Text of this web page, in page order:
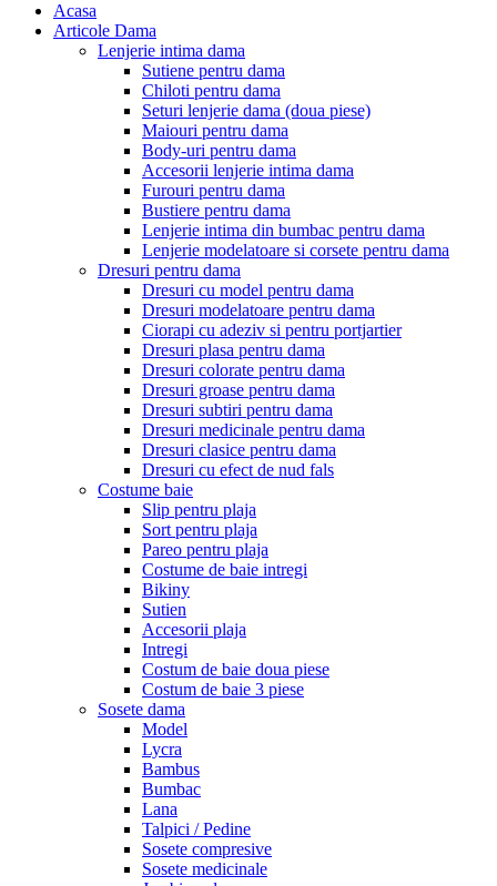
Acasa
Articole Dama
Lenjerie intima dama
Sutiene pentru dama
Chiloti pentru dama
Seturi lenjerie dama (doua piese)
Maiouri pentru dama
Body-uri pentru dama
Accesorii lenjerie intima dama
Furouri pentru dama
Bustiere pentru dama
Lenjerie intima din bumbac pentru dama
Lenjerie modelatoare si corsete pentru dama
Dresuri pentru dama
Dresuri cu model pentru dama
Dresuri modelatoare pentru dama
Ciorapi cu adeziv si pentru portjartier
Dresuri plasa pentru dama
Dresuri colorate pentru dama
Dresuri groase pentru dama
Dresuri subtiri pentru dama
Dresuri medicinale pentru dama
Dresuri clasice pentru dama
Dresuri cu efect de nud fals
Costume baie
Slip pentru plaja
Sort pentru plaja
Pareo pentru plaja
Costume de baie intregi
Bikiny
Sutien
Accesorii plaja
Intregi
Costum de baie doua piese
Costum de baie 3 piese
Sosete dama
Model
Lycra
Bambus
Bumbac
Lana
Talpici / Pedine
Sosete compresive
Sosete medicinale